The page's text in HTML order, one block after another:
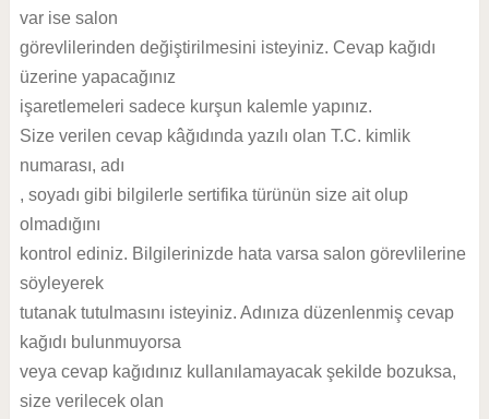
var ise salon
görevlilerinden değiştirilmesini isteyiniz. Cevap kağıdı
üzerine yapacağınız
işaretlemeleri sadece kurşun kalemle yapınız.
Size verilen cevap kâğıdında yazılı olan T.C. kimlik
numarası, adı
, soyadı gibi bilgilerle sertifika türünün size ait olup
olmadığını
kontrol ediniz. Bilgilerinizde hata varsa salon görevlilerine
söyleyerek
tutanak tutulmasını isteyiniz. Adınıza düzenlenmiş cevap
kağıdı bulunmuyorsa
veya cevap kağıdınız kullanılamayacak şekilde bozuksa,
size verilecek olan